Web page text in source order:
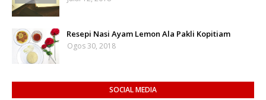
Resepi Nasi Ayam Lemon Ala Pakli Kopitiam
Ogos 30, 2018
SOCIAL MEDIA